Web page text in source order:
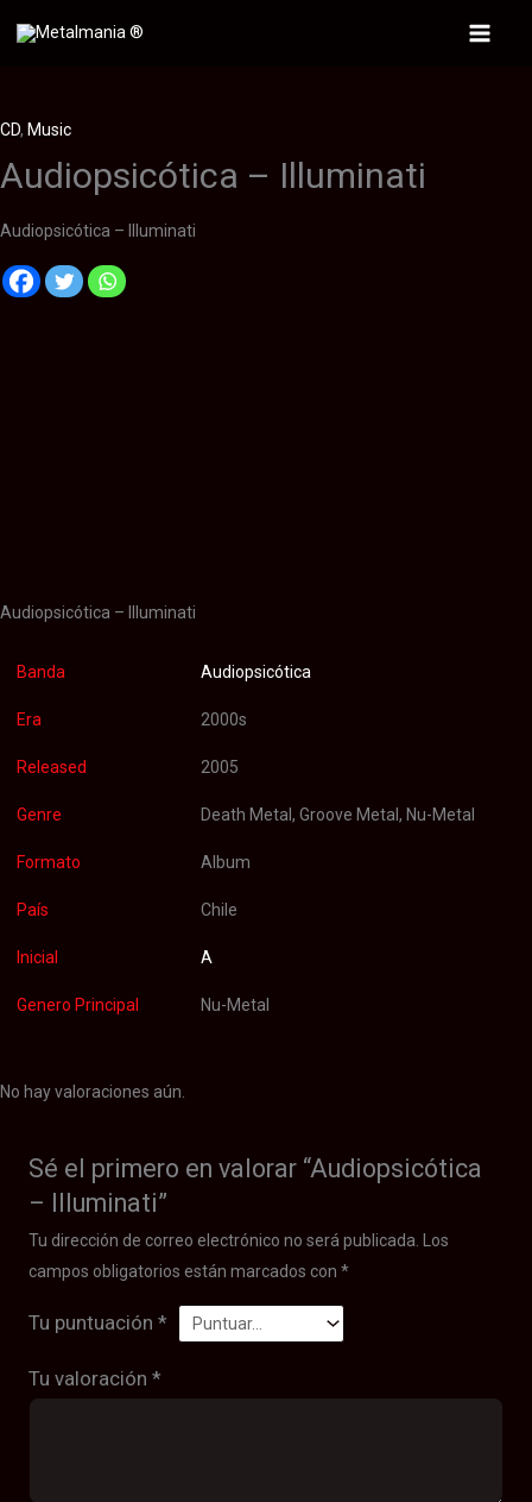
Main
CD, Music
Audiopsicótica – Illuminati
Audiopsicótica – Illuminati
Audiopsicótica – Illuminati
Banda Audiopsicótica
Era 2000s
Released 2005
Genre Death Metal, Groove Metal, Nu-Metal
Formato Album
País Chile
Inicial A
Genero Principal Nu-Metal
No hay valoraciones aún.
Sé el primero en valorar “Audiopsicótica
– Illuminati”
Tu dirección de correo electrónico no será publicada.
Los
campos obligatorios están marcados con*
Tu puntuación*
Tu valoración*